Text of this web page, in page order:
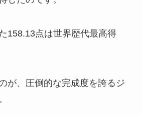
158.13点は世界歴代最高得
が、圧倒的な完成度を誇るジ